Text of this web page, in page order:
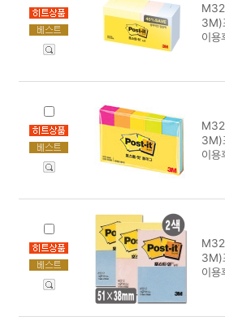
3M)
이용
3M)
이용
3M)
이용